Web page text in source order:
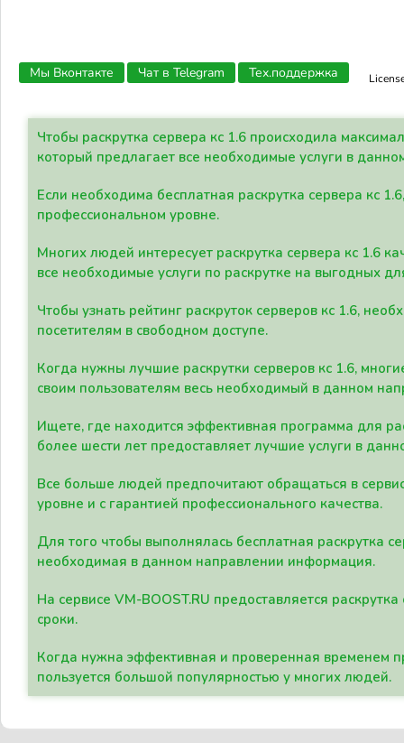
Мы Вконтакте Чат в Telegram Тех.поддержка
Чтобы раскрутка сервера кс 1.6 происходила
который предлагает все необходимые услуги в
Если необходима бесплатная раскрутка сервера кс
профессиональном уровне.
Многих людей интересует раскрутка сервера кс 1.6
все необходимые услуги по раскрутке на выгодных
Чтобы узнать рейтинг раскруток серверов кс 1.6,
посетителям в свободном доступе.
Когда нужны лучшие раскрутки серверов кс 1.6,
своим пользователям весь необходимый в данном
Ищете, где находится эффективная программа для
более шести лет предоставляет лучшие услуги в
Все больше людей предпочитают обращаться в
уровне и с гарантией профессионального качества.
Для того чтобы выполнялась бесплатная раскрутка
необходимая в данном направлении информация.
На сервисе VM-BOOST.RU предоставляется
сроки.
Когда нужна эффективная и проверенная временем
пользуется большой популярностью у многих людей.